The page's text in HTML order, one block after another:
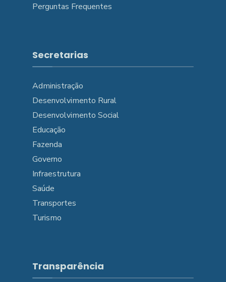
Perguntas Frequentes
Secretarias
Administração
Desenvolvimento Rural
Desenvolvimento Social
Educação
Fazenda
Governo
Infraestrutura
Saúde
Transportes
Turismo
Transparência